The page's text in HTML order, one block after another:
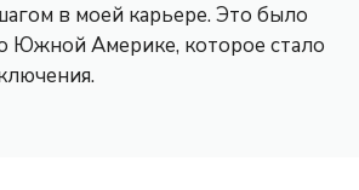
в моей карьере. Это было
Южной Америке, которое стало